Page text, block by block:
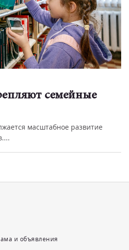
семейные
масштабное развитие
и объявления